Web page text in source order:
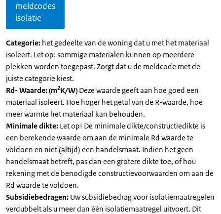
meldcodes
isolatie
Categorie: het gedeelte van de woning dat u met het materiaal
isoleert. Let op: sommige materialen kunnen op meerdere
plekken worden toegepast. Zorgt dat u de meldcode met de
juiste categorie kiest.
Rd- Waarde: (m2K/W) Deze waarde geeft aan hoe goed een
materiaal isoleert. Hoe hoger het getal van de R-waarde, hoe
meer warmte het materiaal kan behouden.
Minimale dikte: Let op! De minimale dikte/constructiedikte is
een berekende waarde om aan de minimale Rd waarde te
voldoen en niet (altijd) een handelsmaat. Indien het geen
handelsmaat betreft, pas dan een grotere dikte toe, of hou
rekening met de benodigde constructievoorwaarden om aan de
Rd waarde te voldoen.
Subsidiebedragen: Uw subsidiebedrag voor isolatiemaatregelen
verdubbelt als u meer dan één isolatiemaatregel uitvoert. Dit